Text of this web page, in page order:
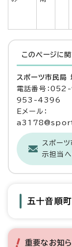
このページに
スポーツ市民局
電話番号：
953-4396
Eメール：
スポー
示担当
五十音順
重要なお知